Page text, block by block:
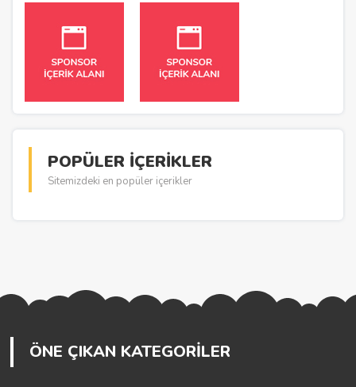
POPÜLER İÇERİKLER
Sitemizdeki en popüler içerikler
ÖNE ÇIKAN KATEGORİLER